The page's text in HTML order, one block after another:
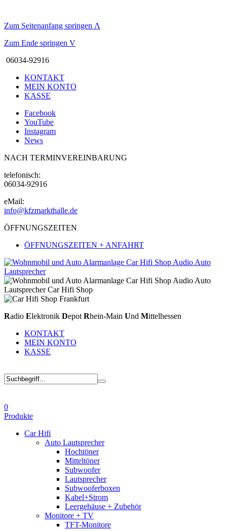
Zum Seitenanfang springen Λ
Zum Ende springen V
06034-92916
KONTAKT
MEIN KONTO
KASSE
Facebook
YouTube
Instagram
News
NACH TERMINVEREINBARUNG
telefonisch:
06034-92916
eMail:
info@kfzmarkthalle.de
ÖFFNUNGSZEITEN
ÖFFNUNGSZEITEN + ANFAHRT
Radio Elektronik Depot Rhein-Main Und Mittelhessen
KONTAKT
MEIN KONTO
KASSE
0
Produkte
Car Hifi
Auto Lautsprecher
Hochtöner
Mitteltöner
Subwoofer
Lautsprecher
Subwooferboxen
Kabel+Strom
Leergehäuse + Zubehör
Monitore + TV
TFT-Monitore